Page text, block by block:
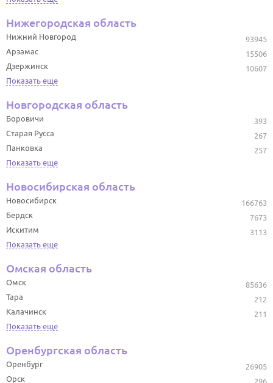
Нижегородская область
93945
Нижний Новгород
15506
Арзамас
10607
Дзержинск
Показать еще
Новгородская область
393
Боровичи
267
Старая Русса
257
Панковка
Показать еще
Новосибирская область
166763
Новосибирск
7673
Бердск
3113
Искитим
Показать еще
Омская область
85636
Омск
212
Тара
211
Калачинск
Показать еще
Оренбургская область
26905
Оренбург
296
Орск